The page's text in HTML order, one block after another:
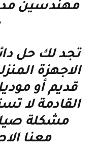
مهندسين
تجد لك حل
الاجهزة
قديم أو
القادمة لا
مشكلة
معنا